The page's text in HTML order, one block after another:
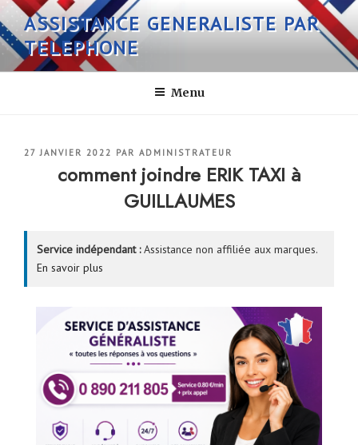
Aller
au
contenu
principal
ASSISTANCE GENERALISTE PAR
TELEPHONE
Menu
PUBLIÉ
27 JANVIER 2022 PAR ADMINISTRATEUR
comment joindre ERIK TAXI à
GUILLAUMES
Service indépendant :Assistance non affiliée aux marques.
En savoir plus